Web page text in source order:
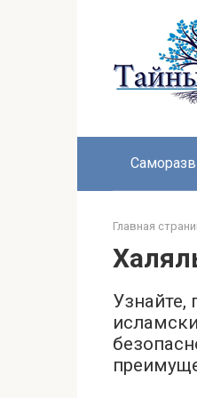
Главная
Узнайте,